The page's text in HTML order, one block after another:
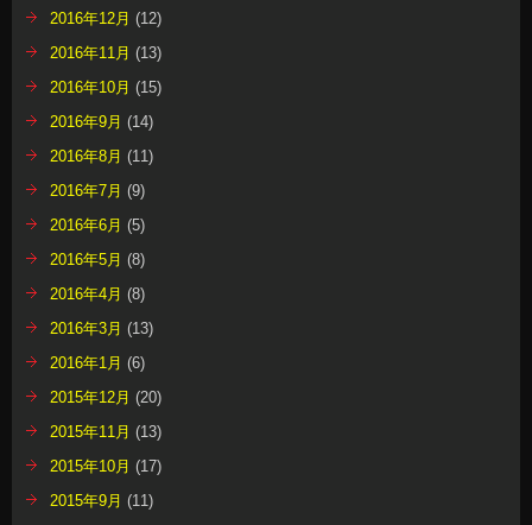
2016年12月 (12)
2016年11月 (13)
2016年10月 (15)
2016年9月 (14)
2016年8月 (11)
2016年7月 (9)
2016年6月 (5)
2016年5月 (8)
2016年4月 (8)
2016年3月 (13)
2016年1月 (6)
2015年12月 (20)
2015年11月 (13)
2015年10月 (17)
2015年9月 (11)